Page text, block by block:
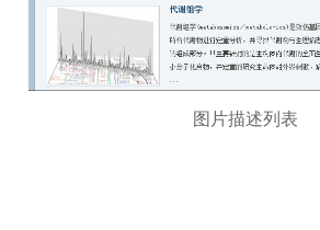
图片描述列表